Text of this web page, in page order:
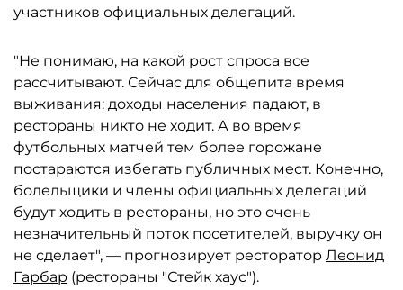
участников официальных делегаций.
"Не понимаю, на какой рост спроса все
рассчитывают. Сейчас для общепита время
выживания: доходы населения падают, в
рестораны никто не ходит. А во время
футбольных матчей тем более горожане
постараются избегать публичных мест. Конечно,
болельщики и члены официальных делегаций
будут ходить в рестораны, но это очень
незначительный поток посетителей, выручку он
не сделает", — прогнозирует ресторатор Леонид
Гарбар (рестораны "Стейк хаус").